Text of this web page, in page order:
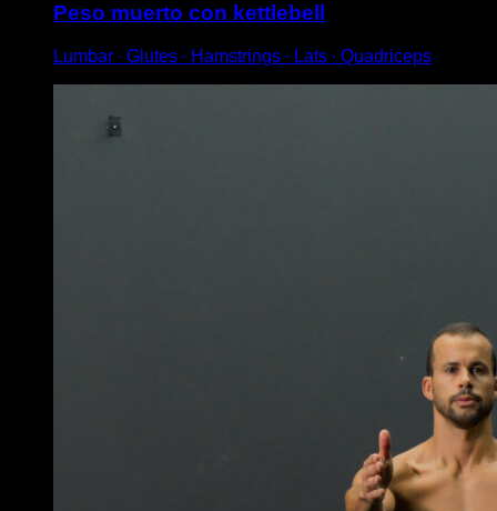
Peso muerto con kettlebell
Lumbar ∙ Glutes ∙ Hamstrings ∙ Lats ∙ Quadriceps